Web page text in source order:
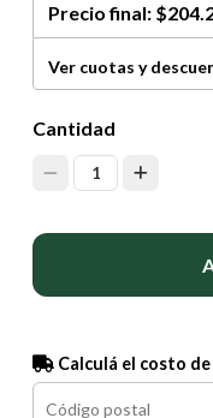
Precio final:
Ver cuotas y
Cantidad
1
Calculá el costo